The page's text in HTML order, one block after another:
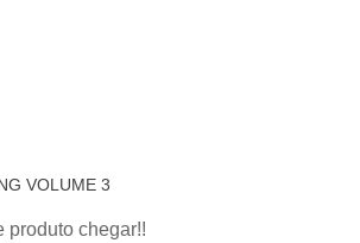
VOLUME 3
produto chegar!!